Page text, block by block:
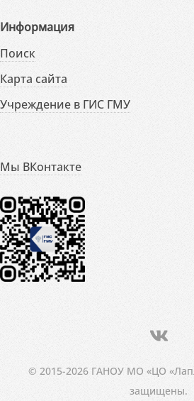
Информация
Поиск
Карта сайта
Учреждение в ГИС ГМУ
Мы ВКонтакте
© 2015-2026 ГАНОУ МО «ЦО
защищены.